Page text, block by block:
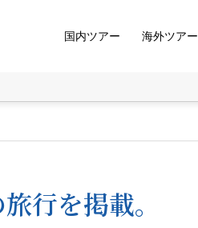
国内ツアー 海外ツアー
行を掲載。